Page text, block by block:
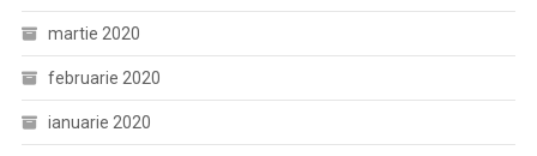
martie 2020
februarie 2020
ianuarie 2020